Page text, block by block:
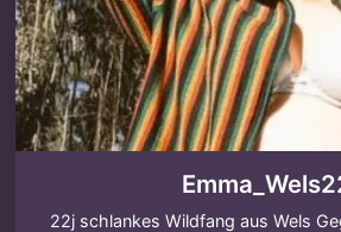
22j schlankes Wildfang aus Wels